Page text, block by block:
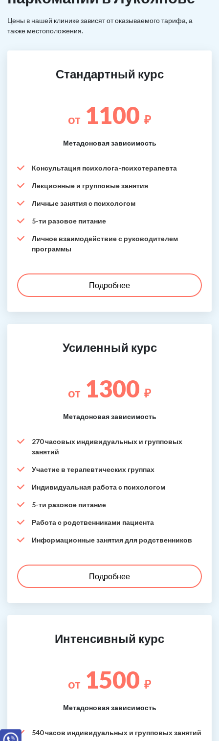
Цены в нашей клинике зависят от оказываемого тарифа, а
также местоположения.
Стандартный курс
от 1100 ₽
Метадоновая зависимость
Консультация психолога-психотерапевта
Лекционные и групповые занятия
Личные занятия с психологом
5-ти разовое питание
Личное взаимодействие с руководителем
программы
Подробнее
Усиленный курс
от 1300 ₽
Метадоновая зависимость
270 часовых индивидуальных и групповых
занятий
Участие в терапевтических группах
Индивидуальная работа с психологом
5-ти разовое питание
Работа с родственниками пациента
Информационные занятия для родственников
Подробнее
Интенсивный курс
от 1500 ₽
Метадоновая зависимость
540 часов индивидуальных и групповых занятий